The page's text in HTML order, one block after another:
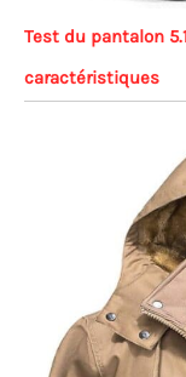
Test du pantalon
caractéristiques